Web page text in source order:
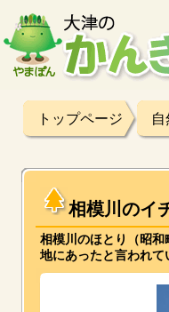
トップページ 自
相模川のイ
相模川のほとり（昭
地にあったと言われ